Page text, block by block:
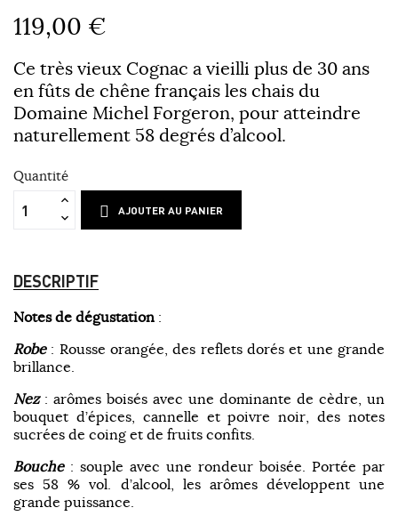
119,00 €
Ce très vieux Cognac a vieilli plus de 30 ans
en fûts de chêne français les chais du
Domaine Michel Forgeron, pour atteindre
naturellement 58 degrés d’alcool.
Quantité
AJOUTER AU PANIER
DESCRIPTIF
Notes de dégustation :
Robe: Rousse orangée, des reflets dorés et une grande
brillance.
Nez: arômes boisés avec une dominante de cèdre, un
bouquet d’épices, cannelle et poivre noir, des notes
sucrées de coing et de fruits confits.
Bouche: souple avec une rondeur boisée. Portée par
ses 58 % vol. d’alcool, les arômes développent une
grande puissance.